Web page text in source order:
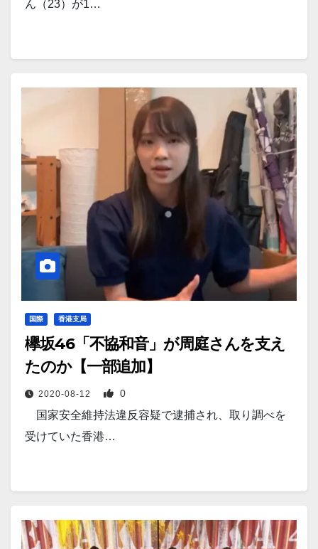
ん（23）が1…
国際 香港支局
欅坂46「不協和音」が周庭さんを支え
たのか【一部追加】
2020-08-12 0
国家安全維持法違反容疑で逮捕され、取り調べを
受けていた香港…